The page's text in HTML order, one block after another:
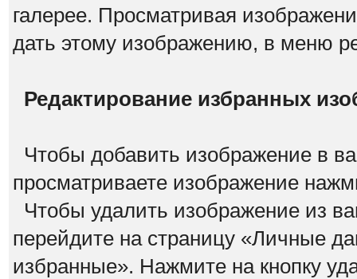
галерее. Просматривая
дать этому изображению, в меню
Редактирование избранных
Чтобы добавить изображение в
просматриваете изображение
Чтобы удалить изображение из
перейдите на страницу «Личные
избранные». Нажмите на кнопку